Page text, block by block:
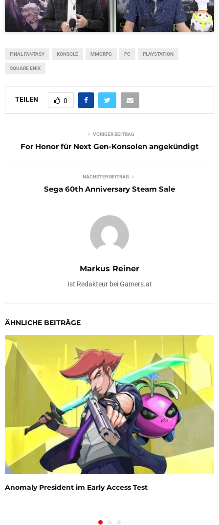
FINAL FANTASY KONSOLE MMORPG PC PLAYSTATION
SQUARE ENIX
TEILEN 0
VORIGER BEITRAG
For Honor für Next Gen-Konsolen angekündigt
NÄCHSTER BEITRAG
Sega 60th Anniversary Steam Sale
Markus Reiner
Ist Redakteur bei Gamers.at
ÄHNLICHE BEITRÄGE
Anomaly President im Early Access Test